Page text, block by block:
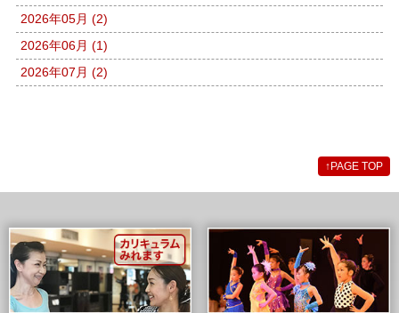
2026年05月 (2)
2026年06月 (1)
2026年07月 (2)
↑PAGE TOP